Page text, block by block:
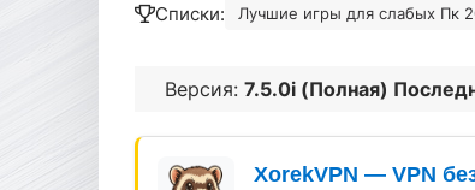
Списки: Лучшие игры для слабых Пк
Версия: 7.5.0i (Полная)
XorekVPN — VPN